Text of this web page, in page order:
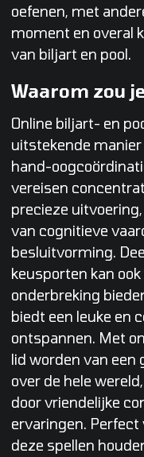
oefenen, met
moment en overal
van biljart en pool.
Waarom zou
Online biljart- en
uitstekende
hand-
vereisen
precieze
van cognitieve
besluitvorming.
keusporten kan
onderbreking
biedt een leuke en
ontspannen. Met
lid worden van een
over de hele
door vriendelijke
ervaringen. Perfect
deze spellen